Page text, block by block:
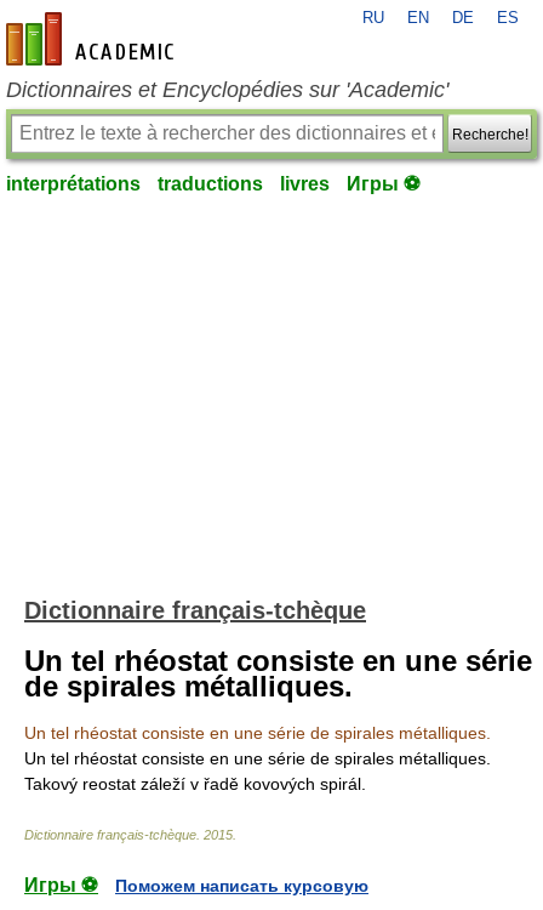
fr-academic.com
RU EN DE ES
Dictionnaires et Encyclopédies sur 'Academic'
Recherche!
interprétations traductions livres Игры ⚽
Dictionnaire français-tchèque
Un tel rhéostat consiste en une série
de spirales métalliques.
Un tel rhéostat consiste en une série de spirales métalliques.
Un tel rhéostat consiste en une série de spirales métalliques.
Takový reostat záleží v řadě kovových spirál.
Dictionnaire français-tchèque 2015
Игры ⚽
Поможем написать курсовую